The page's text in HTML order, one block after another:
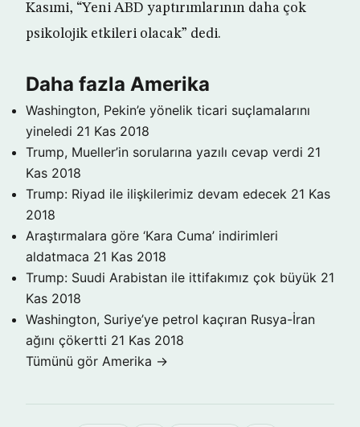
Kasımi, “Yeni ABD yaptırımlarının daha çok
psikolojik etkileri olacak” dedi.
Daha fazla Amerika
Washington, Pekin’e yönelik ticari suçlamalarını
yineledi 21 Kas 2018
Trump, Mueller’in sorularına yazılı cevap verdi 21
Kas 2018
Trump: Riyad ile ilişkilerimiz devam edecek 21 Kas
2018
Araştırmalara göre ‘Kara Cuma’ indirimleri
aldatmaca 21 Kas 2018
Trump: Suudi Arabistan ile ittifakımız çok büyük 21
Kas 2018
Washington, Suriye’ye petrol kaçıran Rusya-İran
ağını çökertti 21 Kas 2018
Tümünü gör Amerika →